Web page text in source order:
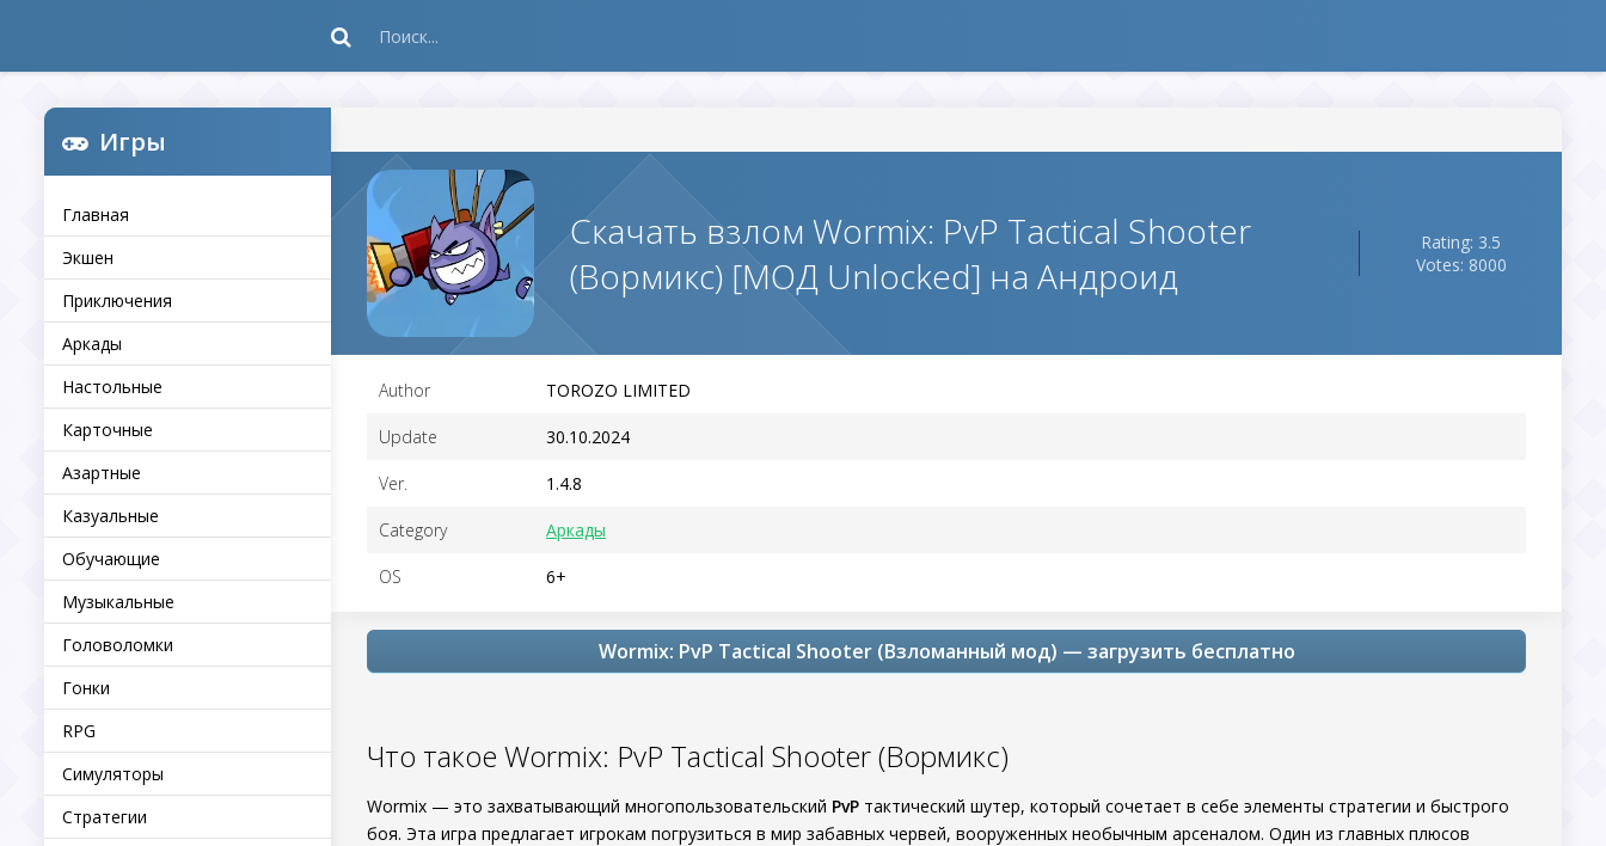
Игры
Главная
Экшен
Приключения
Аркады
Настольные
Карточные
Азартные
Казуальные
Обучающие
Музыкальные
Головоломки
Гонки
RPG
Симуляторы
Стратегии
Скачать взлом Wormix: PvP Tactical Shooter
(Вормикс) [МОД Unlocked] на Андроид
Rating: 3.5
Votes: 8000
Author TOROZO LIMITED
Update 30.10.2024
Ver. 1.4.8
Category Аркады
OS 6+
Wormix: PvP Tactical Shooter (Взломанный мод) — загрузить бесплатно
Что такое Wormix: PvP Tactical Shooter (Вормикс)
Wormix — это захватывающий многопользовательский PvP тактический шутер, который сочетает в себе элементы стратегии и быстрого
боя. Эта игра предлагает игрокам погрузиться в мир забавных червей, вооруженных необычным арсеналом. Один из главных плюсов